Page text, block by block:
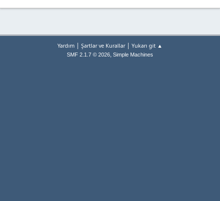
Yardım | Şartlar ve Kurallar| Yukarı git ▲
SMF 2.1.7 © 2026, Simple Machines